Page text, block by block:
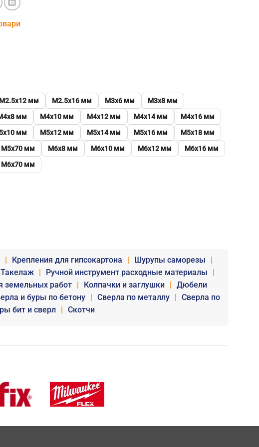
М2.5х12 мм М2.5х16 мм М3х6 мм
М3х8 мм
мм М4х10 мм М4х12 мм М4х14 мм
М4х16 мм
мм М5х12 мм М5х14 мм М5х16 мм
М5х18 мм
М5х70 мм М6х8 мм М6х10 мм М6х12 мм
М6х16 мм
М6х70 мм
Крепления для гипсокартона Шурупы саморезы
Такелаж Ручной инструмент расходные материалы
земельных работ Колпачки и заглушки
Дюбели
и буры по бетону Сверла по металлу
Сверла по
бит и сверл Скотчи